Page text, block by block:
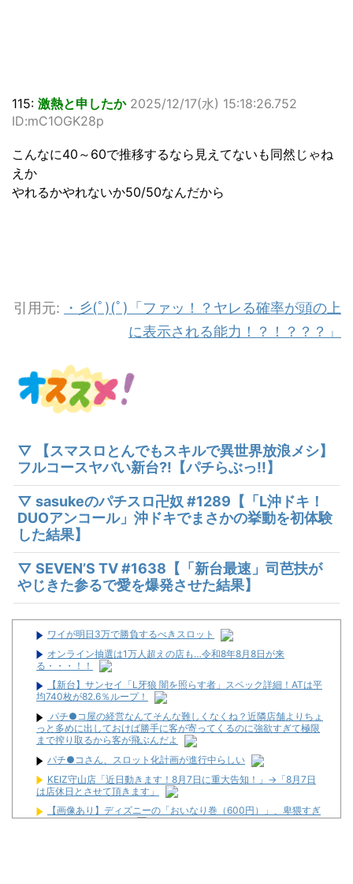
115: 激熱と申したか 2025/12/17(水) 15:18:26.752
ID:mC1OGK28p
こんなに40～60で推移するなら見えてないも同然じゃね
えか
やれるかやれないか50/50なんだから
引用元:
・彡(ﾟ)(ﾟ)「ファッ！？ヤレる確率が頭の上
に表示される能力！？！？？？」
▽ 【スマスロとんでもスキルで異世界放浪メシ】
フルコースヤバい新台?!【パチらぶっ!!】
▽ sasukeのパチスロ卍奴 #1289【「L沖ドキ！
DUOアンコール」沖ドキでまさかの挙動を初体験
した結果】
▽ SEVEN’S TV #1638【「新台最速」司芭扶が
やじきた参るで愛を爆発させた結果】
ワイが明日3万で勝負するべきスロット
オンライン抽選は1万人超えの店も…令和8年8月8日が来
る・・・！！
【新台】サンセイ「L牙狼 闇を照らす者」スペック詳細！ATは平
均740枚が82.6％ループ！
パチ●コ屋の経営なんてそんな難しくなくね？近隣店舗よりちょ
っと多めに出しておけば勝手に客が寄ってくるのに強欲すぎて極限
まで搾り取るから客が飛ぶんだよ
パチ●コさん、スロット化計画が進行中らしい
KEIZ守山店「近日動きます！8月7日に重大告知！」→「8月7日
は店休日とさせて頂きます」
【画像あり】ディズニーの「おいなり巻（600円）」、卑猥すぎ
て賛否両論ｗｗｗｗｗ